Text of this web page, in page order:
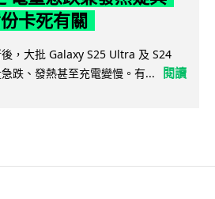
卡死有關
，大批 Galaxy S25 Ultra 及 S24
跌、發熱甚至充電變慢。有...
閱讀